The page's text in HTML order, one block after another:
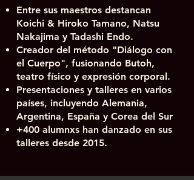
Entre sus maestros destancan
Koichi & Hiroko Tamano, Natsu
Nakajima y Tadashi Endo.
Creador del método "Diálogo con
el Cuerpo", fusionando Butoh,
teatro físico y expresión corporal.
Presentaciones y talleres en varios
países, incluyendo Alemania,
Argentina, España y Corea del Sur
+400 alumnxs han danzado en sus
talleres desde 2015.